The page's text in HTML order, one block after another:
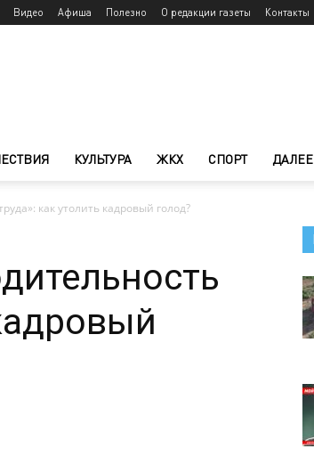
Видео Афиша Полезно О редакции газеты Контакты
КУЛЬТУРА ЖКХ СПОРТ ДАЛЕЕ
как утолить кадровый голод?